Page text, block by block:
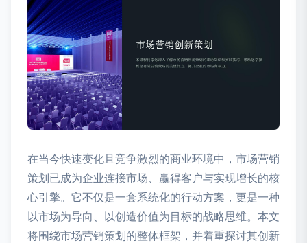
在当今快速变化且竞争激烈的商业环境中，市场营销
策划已成为企业连接市场、赢得客户与实现增长的核
心引擎。它不仅是一套系统化的行动方案，更是一种
以市场为导向、以创造价值为目标的战略思维。本文
将围绕市场营销策划的整体框架，并着重探讨其创新